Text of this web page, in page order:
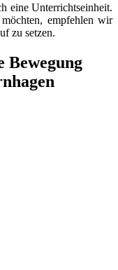
eine Unterrichtseinheit.
empfehlen wir
zu setzen.
Bewegung